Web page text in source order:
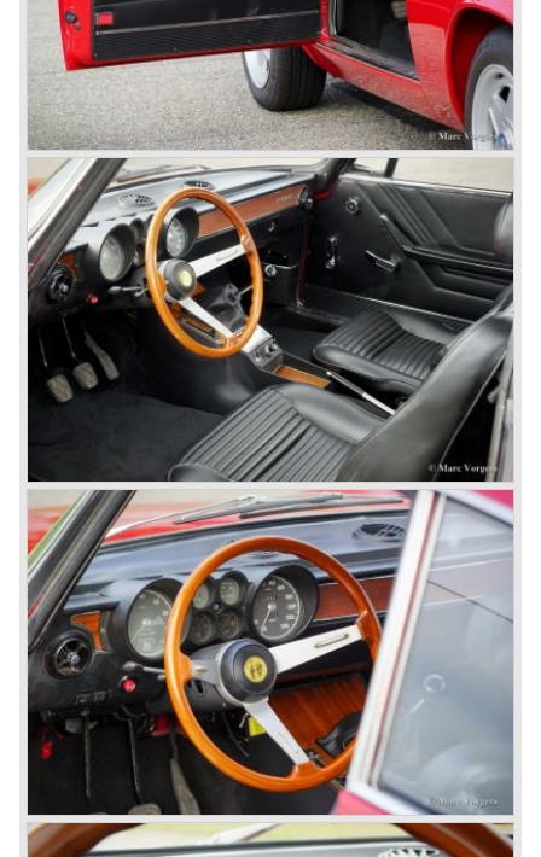
In de jaren tachtig ging het erg slecht met Alfa Romeo en
het bedrijf werd in 1987 overgenomen door Fiat.
Met de komst van de Alfa Romeo typen 33, 75 en 164
heeft men bij Alfa Romeo nog lang strijd gevoerd om
kwalitatief op niveau van de concurrentie te komen wat
helaas niet gelukt is; hoewel liefhebbers de auto's toch
bleven kopen.
Pas de laatste jaren begint Alfa Romeo weer een beetje
van haar glans terug te krijgen, de Spider en GTV van de
jaren negentig waren een schot in de roos en de 145, 146
en 155 typen waren aanzetten om weer een rol van
betekenis te gaan spelen in het middenklasse segment.
De daaropvolgende 156, 166 en 147 zetten Alfa Romeo
weer echt op de verlanglijst van menig autoliefhebber.
© Marc Vorgers